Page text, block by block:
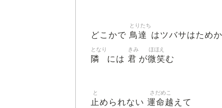
どこかで 鳥達
とりたち
はツバサはため
隣
となり
には 君
きみ
が微笑
ほほえ
む
止
と
められない 運命越
さだめこ
えて